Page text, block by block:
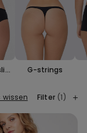
G-strings
wissen Filter (1)